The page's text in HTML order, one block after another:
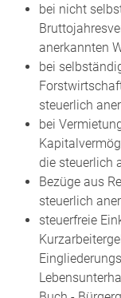
bei nicht
anerkannten
bei
steuerlich
bei
die steuerlich
Bezüge aus
steuerlich
steuerfreie